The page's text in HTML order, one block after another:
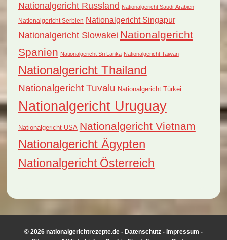
Nationalgericht Russland Nationalgericht Saudi-Arabien
Nationalgericht Serbien Nationalgericht Singapur
Nationalgericht Slowakei Nationalgericht
Spanien Nationalgericht Sri Lanka Nationalgericht Taiwan
Nationalgericht Thailand
Nationalgericht Tuvalu Nationalgericht Türkei
Nationalgericht Uruguay
Nationalgericht USA Nationalgericht Vietnam
Nationalgericht Ägypten
Nationalgericht Österreich
© 2026 nationalgerichtrezepte.de - Datenschutz - Impressum -